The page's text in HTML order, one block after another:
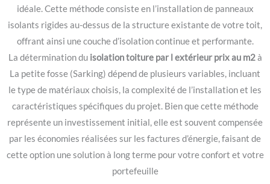
idéale. Cette méthode consiste en l’installation de panneaux
isolants rigides au-dessus de la structure existante de votre toit,
offrant ainsi une couche d’isolation continue et performante.
La détermination du isolation toiture par l extérieur prix au m2à
La petite fosse (Sarking) dépend de plusieurs variables, incluant
le type de matériaux choisis, la complexité de l’installation et les
caractéristiques spécifiques du projet. Bien que cette méthode
représente un investissement initial, elle est souvent compensée
par les économies réalisées sur les factures d’énergie, faisant de
cette option une solution à long terme pour votre confort et votre
portefeuille